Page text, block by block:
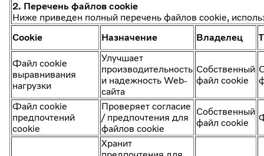
2. Перечень файлов cookie
Ниже приведен полный перечень файлов cookie,
Cookie
Назначение Владелец
Файл cookie
выравнивания
нагрузки
Улучшает
производительность
и надежность Web-
сайта
Собственный
файл cookie
Файл cookie
предпочтений
cookie
Проверяет согласие
/ предпочтения для
файлов cookie
Собственный
файл cookie
Хранит